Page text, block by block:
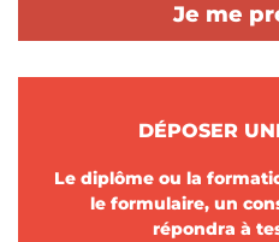
Je me
DÉPOSER
Le diplôme ou la
le formulaire, un
répondra à